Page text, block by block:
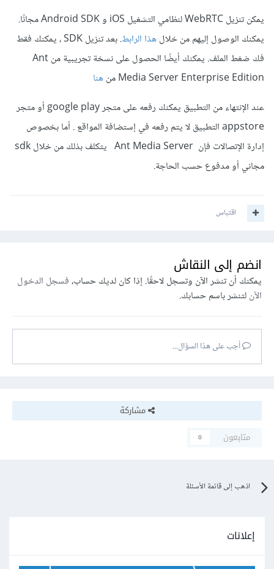
يمكن تنزيل WebRTC لنظامي التشغيل iOS و Android SDK مجانًا.
يمكنك الوصول إليهم من خلالهذا الرابط
. بعد تنزيل SDK ، يمكنك فقط
فك ضغط الملف. يمكنك أيضًا الحصول على نسخة تجريبية من Ant
Media Server Enterprise Edition من
هنا
عند الإنتهاء من التطبيق يمكنك رفعه على متجر google play أو متجر
appstore التطبيق لا يتم رفعه في إستضافة المواقع . أما بخصوص
إدارة الإتصالات فإن Ant Media Server يتكلف بذلك من خلال sdk
مجاني أو مدفوع حسب الحاجة.
اقتباس
انضم إلى النقاش
يمكنك أن تنشر الآن وتسجل لاحقًا. إذا كان لديك حساب،فسجل الدخول
الآنلتنشر باسم حسابك.
أجب على هذا السؤال...
مشاركة
متابعون
0
اذهب إلى قائمة الأسئلة
إعلانات